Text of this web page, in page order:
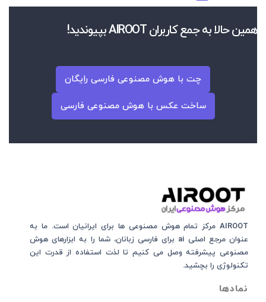
همین حالا به جمع کاربران AIROOT بپیوندید!
چت با هوش مصنوعی فارسی رایگان
ساخت عکس با هوش مصنوعی فارسی
AIROOT مرکز تمام هوش مصنوعی‌‌‌ ها برای ایرانیان است. ما به
عنوان مرجع اصلی ai برای فارسی زبانان، شما را به ابزارهای هوش
مصنوعی پیشرفته وصل می کنیم تا لذت استفاده از قدرت این
تکنولوژی را بچشید.
نمادها